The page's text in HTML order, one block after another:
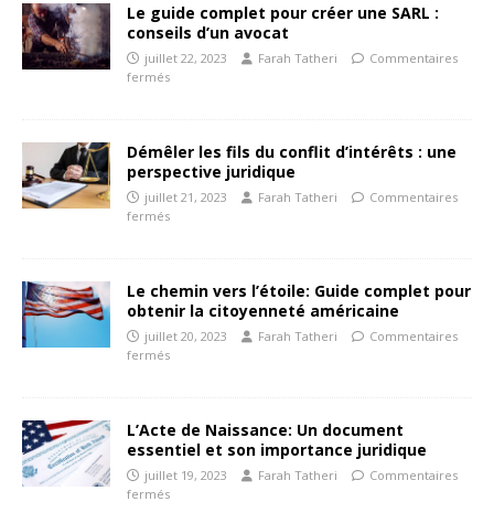
Le guide complet pour créer une SARL :
conseils d’un avocat
juillet 22, 2023 Farah Tatheri
Commentaires
fermés
Démêler les fils du conflit d’intérêts : une
perspective juridique
juillet 21, 2023 Farah Tatheri
Commentaires
fermés
Le chemin vers l’étoile: Guide complet pour
obtenir la citoyenneté américaine
juillet 20, 2023 Farah Tatheri
Commentaires
fermés
L’Acte de Naissance: Un document
essentiel et son importance juridique
juillet 19, 2023 Farah Tatheri
Commentaires
fermés